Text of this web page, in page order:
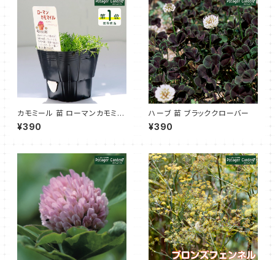
カモミール 苗 ローマンカモミー
ル
¥390
ハーブ 苗 ブラッククローバー
¥390